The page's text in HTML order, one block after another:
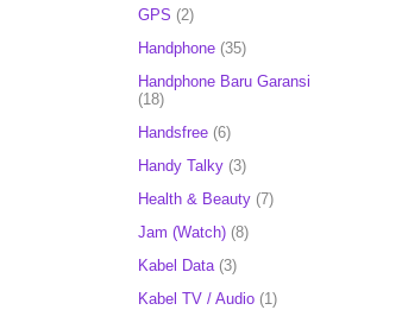
GPS (2)
Handphone (35)
Handphone Baru Garansi
(18)
Handsfree (6)
Handy Talky (3)
Health & Beauty (7)
Jam (Watch) (8)
Kabel Data (3)
Kabel TV / Audio (1)